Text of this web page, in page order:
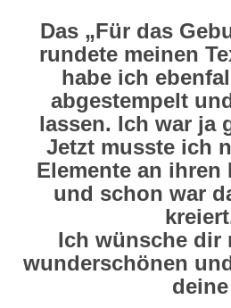
Das „Für das
rundete meinen
habe ich
abgestempelt
lassen. Ich war ja
Jetzt musste ich
Elemente an ihren
und schon war
Ich wünsche dir
wunderschönen
deine